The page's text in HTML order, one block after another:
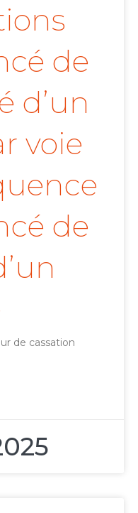
de
d’un
voie
de
de cassation